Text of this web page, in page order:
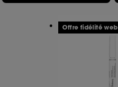
Offre fidélité web